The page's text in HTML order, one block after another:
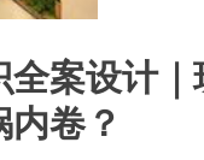
全案设计
卷？